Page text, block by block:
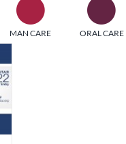
di comunicazione
Turbo, in
fornisce strumenti di
beauty, food,
MAN CARE ORAL CARE